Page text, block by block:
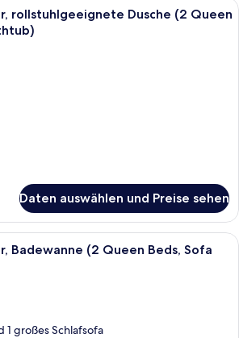
Ein Hotelzimmer mit zwei Betten,
rollstuhlgeeignete Dusche (2 Queen
Daten auswählen und Preise sehen
Ein Hotelzimmer mit zwei Betten,
Badewanne (2 Queen Beds, Sofa
großes Schlafsofa